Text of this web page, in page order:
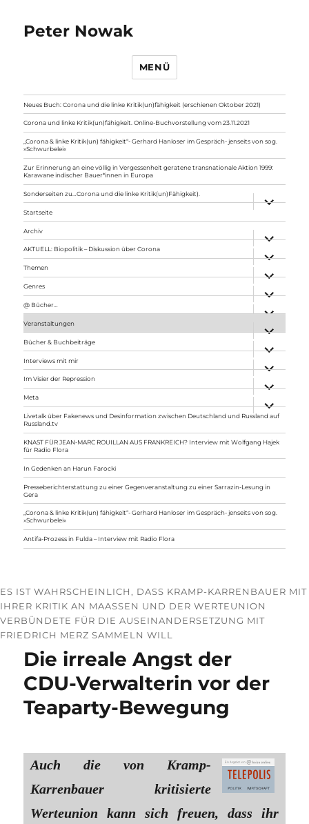
Peter Nowak
MENÜ
Neues Buch: Corona und die linke Kritik(un)fähigkeit (erschienen Oktober 2021)
Corona und linke Kritik(un)fähigkeit. Online-Buchvorstellung vom 23.11.2021
„Corona & linke Kritik(un) fähigkeit“- Gerhard Hanloser im Gespräch- jenseits von sog.
»Schwurbelei«
Zur Erinnerung an eine völlig in Vergessenheit geratene transnationale Aktion 1999:
Karawane indischer Bauer*innen in Europa
Sonderseiten zu…Corona und die linke Kritik(un)Fähigkeit).
anzeigen
Startseite
Archiv
anzeigen
AKTUELL: Biopolitik – Diskussion über Corona
anzeigen
Themen
anzeigen
Genres
anzeigen
@ Bücher…
Veranstaltungen
anzeigen
Bücher & Buchbeiträge
anzeigen
Interviews mit mir
anzeigen
Im Visier der Repression
anzeigen
Meta
anzeigen
Livetalk über Fakenews und Desinformation zwischen Deutschland und Russland auf
Russland.tv
KNAST FÜR JEAN-MARC ROUILLAN AUS FRANKREICH? Interview mit Wolfgang Hajek
für Radio Flora
In Gedenken an Harun Farocki
Presseberichterstattung zu einer Gegenveranstaltung zu einer Sarrazin-Lesung in
Gera
„Corona & linke Kritik(un) fähigkeit“- Gerhard Hanloser im Gespräch- jenseits von sog.
»Schwurbelei«
Antifa-Prozess in Fulda – Interview mit Radio Flora
ES IST WAHRSCHEINLICH, DASS KRAMP-KARRENBAUER MIT
IHRER KRITIK AN MAASSEN UND DER WERTEUNION V
ERBÜNDETE FÜR DIE AUSEINANDERSETZUNG MIT F
RIEDRICH MERZ SAMMELN WILL
Die irreale Angst der
CDU-Verwalterin vor der
Teaparty-Bewegung
Auch die von Kramp-
Karrenbauer kritisierte
Werteunion kann sich freuen, dass ihr